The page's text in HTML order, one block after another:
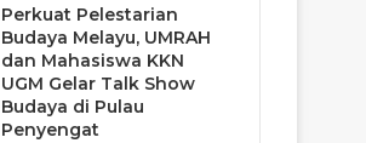
Perkuat Pelestarian
Budaya Melayu, UMRAH
dan Mahasiswa KKN
UGM Gelar Talk Show
Budaya di Pulau
Penyengat